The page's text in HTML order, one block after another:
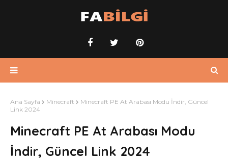
Ana Sayfa Minecraft
Minecraft PE At Arabası Modu İndir, Güncel
Link 2024
Minecraft PE At Arabası Modu
İndir, Güncel Link 2024